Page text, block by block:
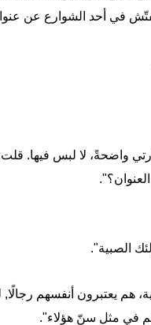
في أحد الشوارع عن
واضحةً، لا لبس فيها.
الصبية".
هم يعتبرون أنفسهم رجالًا,
في مثل سنّ هؤلاء".